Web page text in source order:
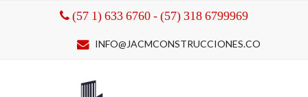
(57 1) 633 6760 - (57) 318 6799969
INFO@JACMCONSTRUCCIONES.CO